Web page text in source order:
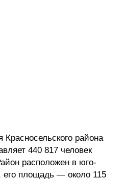
Красносельского района
440 817 человек
расположен в юго-
его площадь — около 115